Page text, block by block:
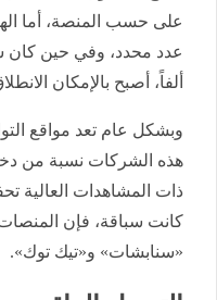
على حسب المنصة، أما
عدد محدد، وفي حين كان
ألفاً، أصبح بالإمكان
وبشكل عام تعد مواقع
هذه الشركات نسبة من
ذات المشاهدات العالية
كانت سباقة، فإن
«سنابشات» و«تيك توك».